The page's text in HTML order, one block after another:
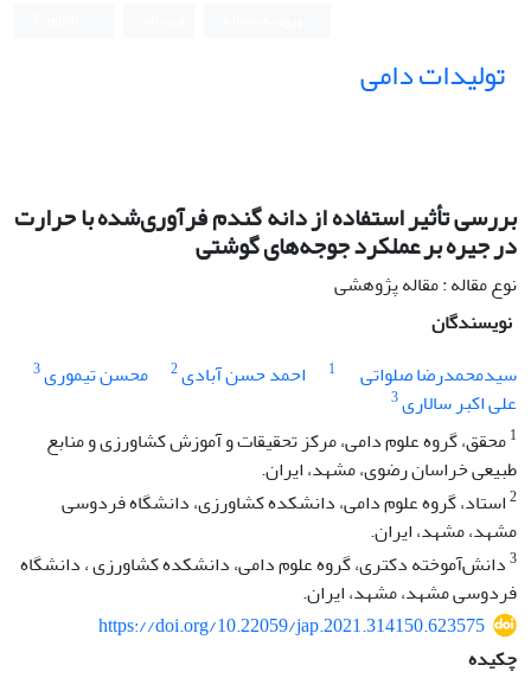
تولیدات دامی
بررسی تأثیر استفاده از دانه گندم فرآوری‌شده با حرارت
در جیره بر عملکرد جوجه‌های گوشتی
نوع مقاله : مقاله پژوهشی
نویسندگان
سیدمحمدرضا صلواتی
1 احمد حسن آبادی2 محسن تیموری3
علی اکبر سالاری3
1محقق، گروه علوم دامی، مرکز تحقیقات و آموزش کشاورزی و منابع
طبیعی خراسان رضوی، مشهد، ایران.
2استاد، گروه علوم دامی، دانشکده کشاورزی، دانشگاه فردوسی
مشهد، مشهد، ایران.
3دانش‌آموخته دکتری، گروه علوم دامی، دانشکده کشاورزی ، دانشگاه
فردوسی مشهد، مشهد، ایران.
https://doi.org/10.22059/jap.2021.314150.623575
چکیده